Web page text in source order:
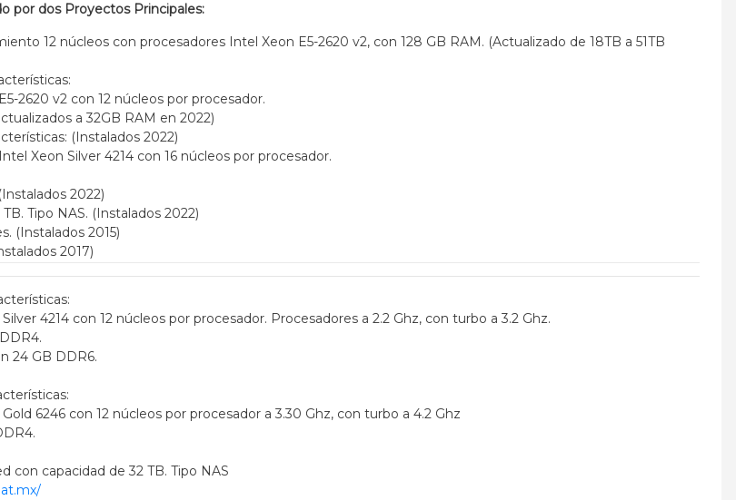
por dos Proyectos Principales:
12 núcleos con procesadores Intel Xeon E5-2620 v2, con 128 GB RAM. (Actualizado de 18TB a 51TB
2620 v2 con 12 núcleos por procesador.
a 32GB RAM en 2022)
(Instalados 2022)
Xeon Silver 4214 con 16 núcleos por procesador.
2022)
Tipo NAS. (Instalados 2022)
(Instalados 2015)
2017)
4214 con 12 núcleos por procesador. Procesadores a 2.2 Ghz, con turbo a 3.2 Ghz.
24 GB DDR6.
6246 con 12 núcleos por procesador a 3.30 Ghz, con turbo a 4.2 Ghz
con capacidad de 32 TB. Tipo NAS